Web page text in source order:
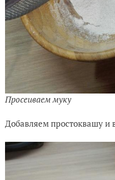
Просеиваем муку
Добавляем простоквашу и